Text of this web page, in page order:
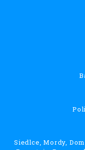
Siedlce, Mordy,